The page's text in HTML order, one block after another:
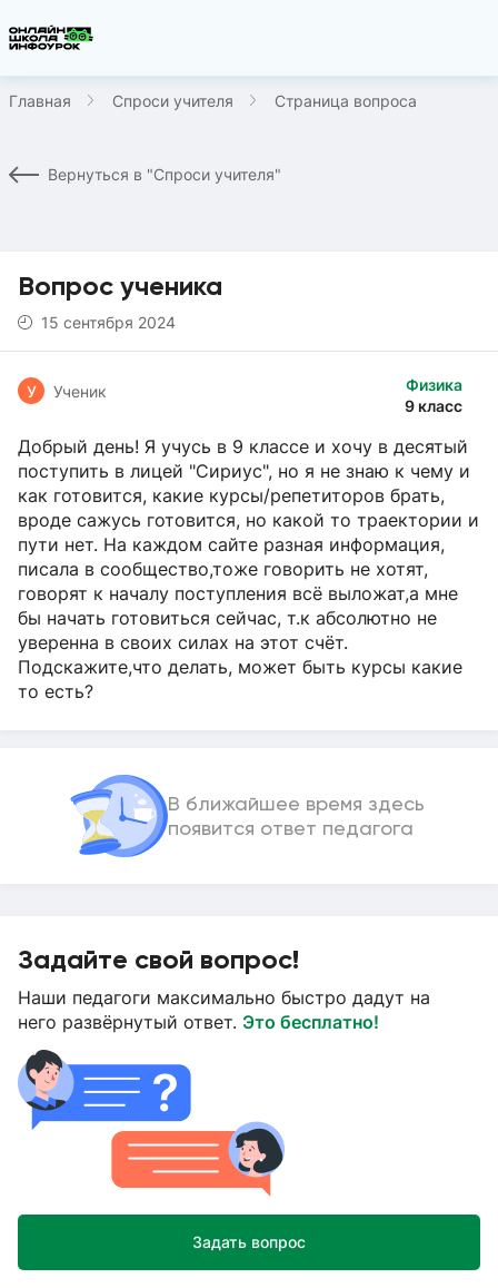
Главная Спроси учителя Страница вопроса
Вернуться в "Спроси учителя"
Вопрос ученика
15 сентября 2024
Физика
9 класс
У Ученик
Добрый день! Я учусь в 9 классе и хочу в десятый
поступить в лицей "Сириус", но я не знаю к чему и
как готовится, какие курсы/репетиторов брать,
вроде сажусь готовится, но какой то траектории и
пути нет. На каждом сайте разная информация,
писала в сообщество,тоже говорить не хотят,
говорят к началу поступления всё выложат,а мне
бы начать готовиться сейчас, т.к абсолютно не
уверенна в своих силах на этот счёт.
Подскажите,что делать, может быть курсы какие
то есть?
В ближайшее время здесь
появится ответ педагога
Задайте свой вопрос!
Наши педагоги максимально быстро дадут на
него развёрнутый ответ. Это бесплатно!
Задать вопрос